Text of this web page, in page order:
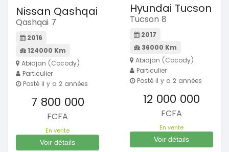
Nissan Qashqai
Qashqai 7
2016
124000 Km
Abidjan (Cocody)
Particulier
Posté il y a 2 années
7 800 000
FCFA
En vente
Voir détails
Hyundai Tucson
Tucson 8
2017
36000 Km
Abidjan (Cocody)
Particulier
Posté il y a 2 années
12 000 000
FCFA
En vente
Voir détails